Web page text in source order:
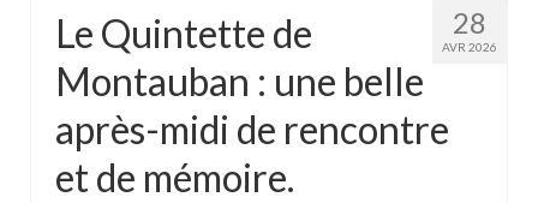
Actualités
Tutelle
28
AVR 2026
Le Quintette de
Montauban : une belle
après-midi de rencontre
et de mémoire.